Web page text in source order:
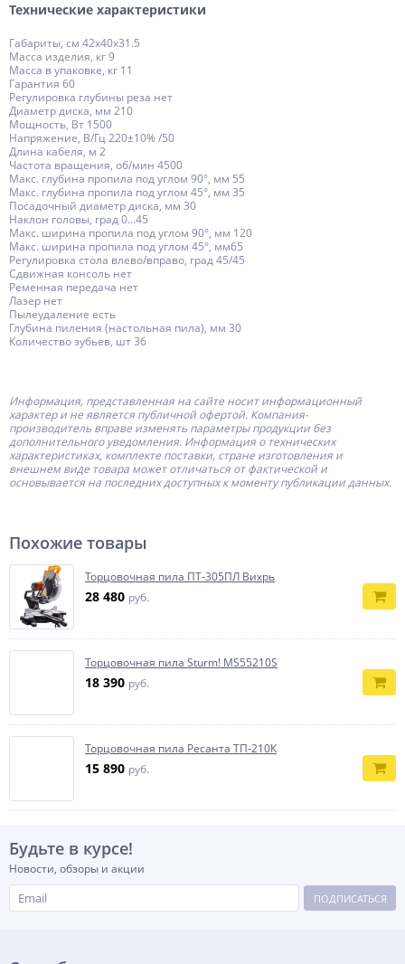
Технические характеристики
Габариты, см 42x40x31.5
Масса изделия, кг 9
Масса в упаковке, кг 11
Гарантия 60
Регулировка глубины реза нет
Диаметр диска, мм 210
Мощность, Вт 1500
Напряжение, В/Гц 220±10% /50
Длина кабеля, м 2
Частота вращения, об/мин 4500
Макс. глубина пропила под углом 90°, мм 55
Макс. глубина пропила под углом 45°, мм 35
Посадочный диаметр диска, мм 30
Наклон головы, град 0…45
Макс. ширина пропила под углом 90°, мм 120
Макс. ширина пропила под углом 45°, мм65
Регулировка стола влево/вправо, град 45/45
Сдвижная консоль нет
Ременная передача нет
Лазер нет
Пылеудаление есть
Глубина пиления (настольная пила), мм 30
Количество зубьев, шт 36
Информация, представленная на сайте носит информационный
характер и не является публичной офертой. Компания-
производитель вправе изменять параметры продукции без
дополнительного уведомления. Информация о технических
характеристиках, комплекте поставки, стране изготовления и
внешнем виде товара может отличаться от фактической и
основывается на последних доступных к моменту публикации данных.
Похожие товары
Торцовочная пила ПТ-305ПЛ Вихрь
28 480 руб.
Торцовочная пила Sturm! MS55210S
18 390 руб.
Торцовочная пила Ресанта ТП-210К
15 890 руб.
Будьте в курсе!
Новости, обзоры и акции
ПОДПИСАТЬСЯ